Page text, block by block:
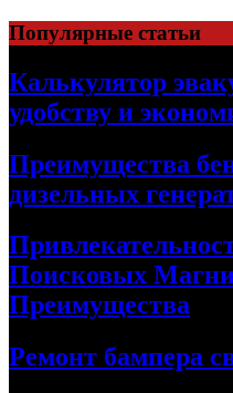
Skip
to
content
Популярные статьи
Калькулятор
удобству и
Преимущества
дизельных
Поисковых
Преимущества
Ремонт бампера